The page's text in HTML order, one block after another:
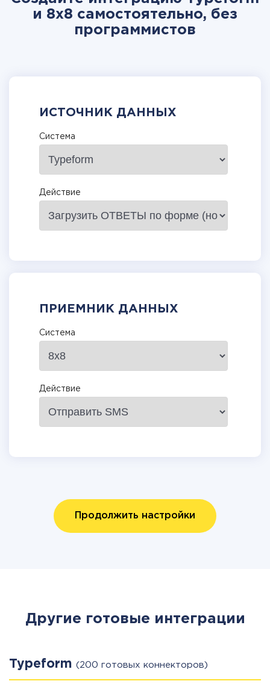
и 8x8 самостоятельно, без
программистов
ИСТОЧНИК ДАННЫХ
Система
Действие
ПРИЕМНИК ДАННЫХ
Система
Действие
Продолжить настройки
Другие готовые интеграции
Typeform (200 готовых коннекторов)